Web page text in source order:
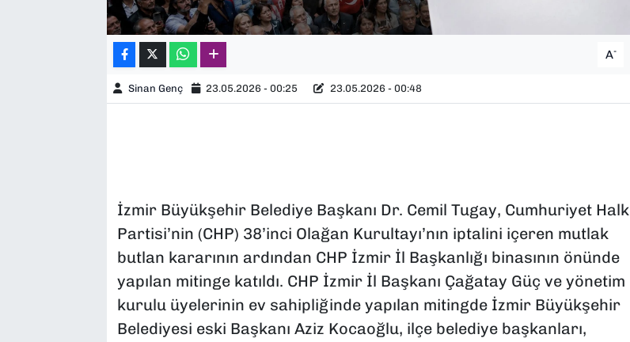
A-
Sinan Genç 23.05.2026 - 00:25 23.05.2026 - 00:48
İzmir Büyükşehir Belediye Başkanı Dr. Cemil Tugay, Cumhuriyet Halk
Partisi’nin (CHP) 38’inci Olağan Kurultayı’nın iptalini içeren mutlak
butlan kararının ardından CHP İzmir İl Başkanlığı binasının önünde
yapılan mitinge katıldı. CHP İzmir İl Başkanı Çağatay Güç ve yönetim
kurulu üyelerinin ev sahipliğinde yapılan mitingde İzmir Büyükşehir
Belediyesi eski Başkanı Aziz Kocaoğlu, ilçe belediye başkanları,